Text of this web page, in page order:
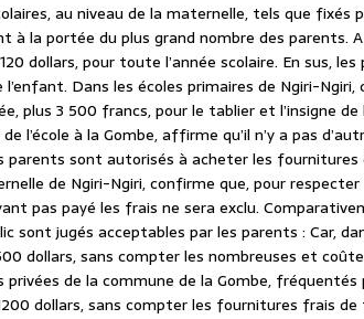
au niveau de la maternelle, tels que fixés
à la portée du plus grand nombre des parents. A
dollars, pour toute l’année scolaire. En sus,
l’enfant. Dans les écoles primaires de Ngiri-
plus 3 500 francs, pour le tablier et l’insigne
l’école à la Gombe, affirme qu’il n’y a pas
parents sont autorisés à acheter les fournitures
de Ngiri-Ngiri, confirme que, pour
pas payé les frais ne sera exclu.
sont jugés acceptables par les parents : Car,
dollars, sans compter les nombreuses et
privées de la commune de la Gombe,
dollars, sans compter les fournitures frais